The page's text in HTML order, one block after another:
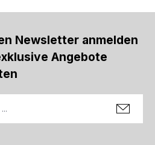
Newsletter anmelden
Angebote